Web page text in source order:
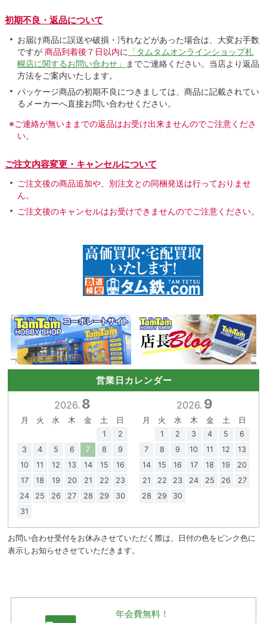
初期不良・返品について
お届け商品に誤送や破損・汚れなどがあった場合は、大変お手数
ですが 商品到着後７日以内に 「タムタムオンラインショップ札
幌店に関するお問い合わせ」
までご連絡ください。当店より返品
方法をご案内いたします。
パッケージ商品の初期不良につきましては、商品に記載されてい
るメーカーへ直接お問い合わせください。
※ご連絡が無いままでの返品はお受け出来ませんのでご注意くださ
い。
ご注文内容変更・キャンセルについて
ご注文後の商品追加や、別注文との同梱発送は行っておりませ
ん。
ご注文後のキャンセルはお受けできませんのでご注意ください。
営業日カレンダー
2026. 8
月 火 水 木 金 土
日
1
2
3
4 5 6 7 8
9
10
11 12 13 14 15
16
17
18 19 20 21 22
23
24
25 26 27 28 29
30
31
2026. 9
月 火 水 木 金 土
日
1
2 3 4 5
6
7
8 9 10 11 12
13
14
15 16 17 18 19
20
21
22 23 24 25 26
27
28
29 30
お問い合わせ受付をお休みさせていただく際は、日付の色をピンク色に
表示しお知らせさせていただきます。
年会費無料！